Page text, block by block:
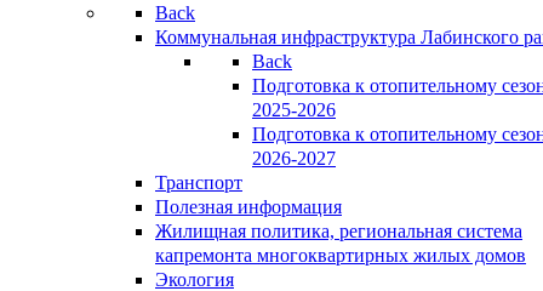
Back
Коммунальная инфраструктура Лабинского
Back
Подготовка к отопительному
2025-2026
Подготовка к отопительному
2026-2027
Транспорт
Полезная информация
Жилищная политика, региональная система
капремонта многоквартирных жилых домов
Экология